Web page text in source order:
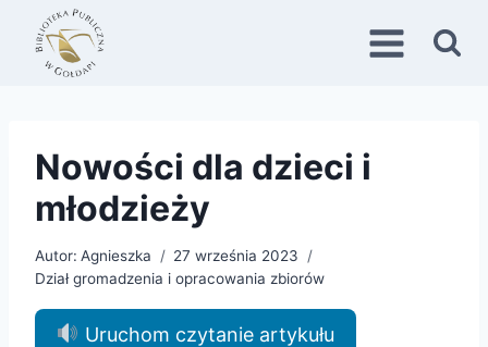
Przejdź
treści
Nowości dla dzieci i
młodzieży
Autor: Agnieszka
27 września 2023
Dział gromadzenia i opracowania zbiorów
Uruchom czytanie artykułu